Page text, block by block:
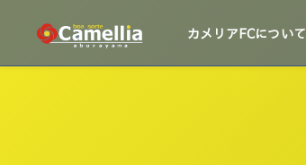
カメリアFCについて